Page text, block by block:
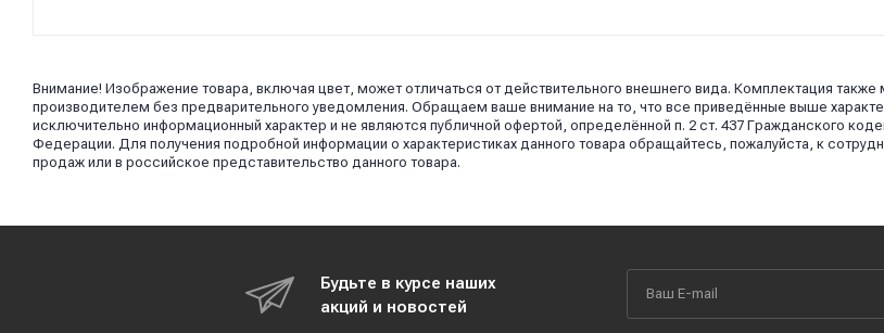
Внимание! Изображение товара, включая цвет, может отличаться от действительного внешнего вида. Комплектация
производителем без предварительного уведомления. Обращаем ваше внимание на то, что все приведённые выше
исключительно информационный характер и не являются публичной офертой, определённой п. 2 ст. 437 Гражданского
Федерации. Для получения подробной информации о характеристиках данного товара обращайтесь, пожалуйста, к
продаж или в российское представительство данного товара.
Будьте в курсе наших
акций и новостей